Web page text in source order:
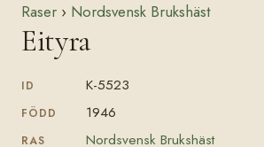
Raser › Nordsvensk Brukshäst
Eityra
ID K-5523
FÖDD 1946
RAS Nordsvensk Brukshäst